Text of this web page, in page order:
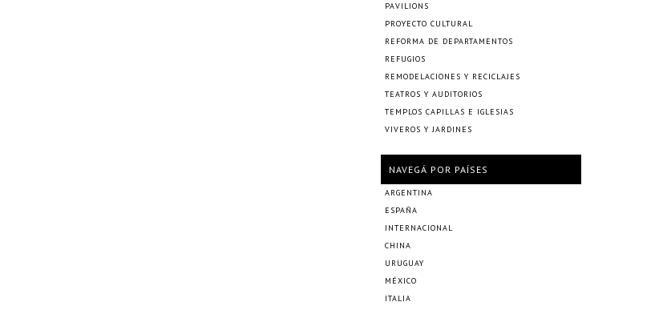
PAVILIONS
PROYECTO CULTURAL
REFORMA DE DEPARTAMENTOS
REFUGIOS
REMODELACIONES Y RECICLAJES
TEATROS Y AUDITORIOS
TEMPLOS CAPILLAS E IGLESIAS
VIVEROS Y JARDINES
NAVEGÁ POR PAÍSES
ARGENTINA
ESPAÑA
INTERNACIONAL
CHINA
URUGUAY
MÉXICO
ITALIA